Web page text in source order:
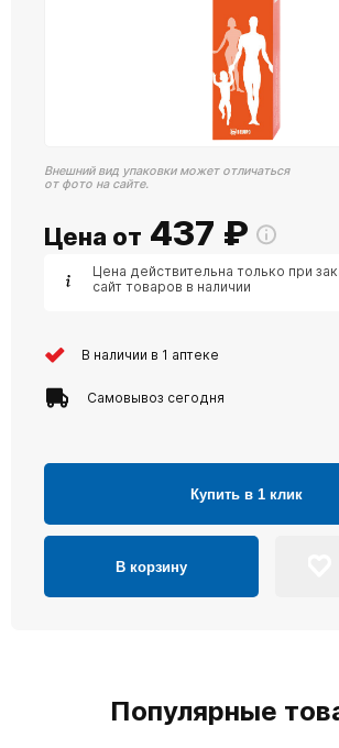
Внешний вид упаковки может отличаться
от фото на сайте.
Цена от 437 ₽
Цена действительна только при
сайт товаров в наличии
В наличии в 1 аптеке
Самовывоз сегодня
Купить в 1 клик
В корзину
Популярные